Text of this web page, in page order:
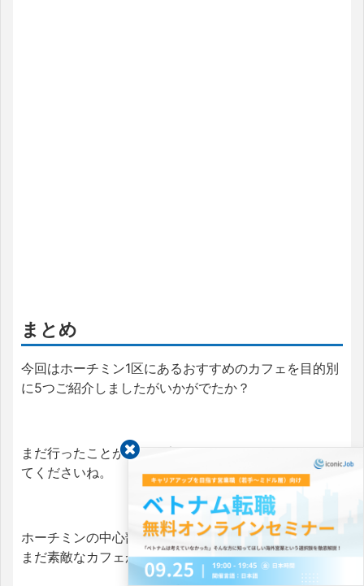
まとめ
今回はホーチミン1区にあるおすすめのカフェを目的別
に5つご紹介しましたがいかがでたか？
まだ行ったことがないお店があればぜひ足を運んでみ
てくださいね。
ホーチミンの中心部には、紹介したお店の他にもまだ
まだ素敵なカフェがたくさんあります。